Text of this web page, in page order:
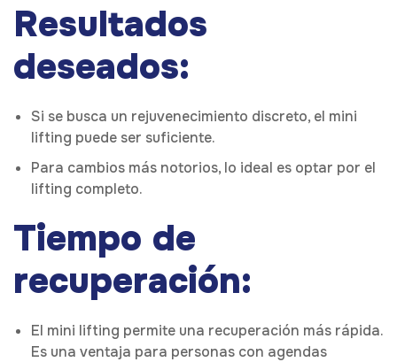
Resultados
deseados:
Si se busca un rejuvenecimiento discreto, el mini
lifting puede ser suficiente.
Para cambios más notorios, lo ideal es optar por el
lifting completo.
Tiempo de
recuperación:
El mini lifting permite una recuperación más rápida.
Es una ventaja para personas con agendas